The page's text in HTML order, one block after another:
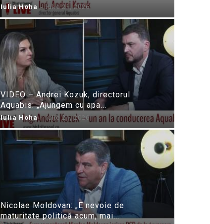
Iulia Hoha - iulie 21, 2026
VIDEO – Andrei Kozuk, directorul
Aquabis: „Ajungem cu apa...
Iulia Hoha - iulie 21, 2026
Nicolae Moldovan: „E nevoie de
maturitate politică acum, mai...